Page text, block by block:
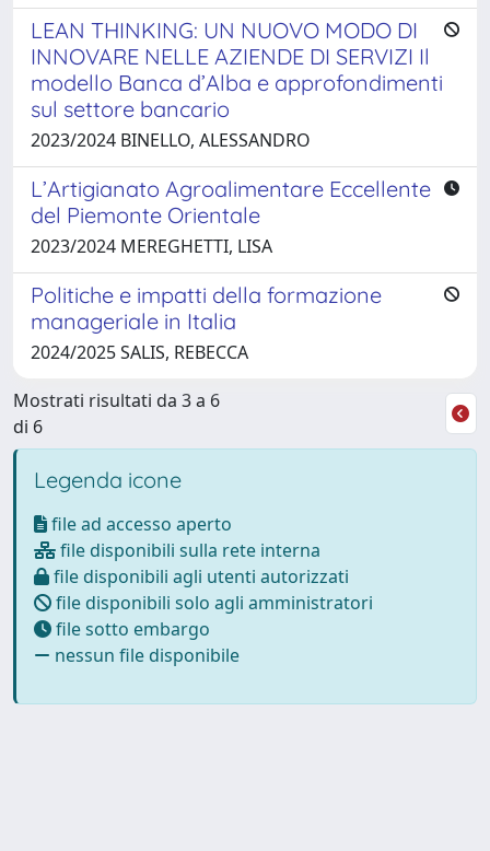
LEAN THINKING: UN NUOVO MODO DI
INNOVARE NELLE AZIENDE DI SERVIZI Il
modello Banca d’Alba e approfondimenti
sul settore bancario
2023/2024 BINELLO, ALESSANDRO
L’Artigianato Agroalimentare Eccellente
del Piemonte Orientale
2023/2024 MEREGHETTI, LISA
Politiche e impatti della formazione
manageriale in Italia
2024/2025 SALIS, REBECCA
Mostrati risultati da 3 a 6
di 6
Legenda icone
file ad accesso aperto
file disponibili sulla rete interna
file disponibili agli utenti autorizzati
file disponibili solo agli amministratori
file sotto embargo
nessun file disponibile